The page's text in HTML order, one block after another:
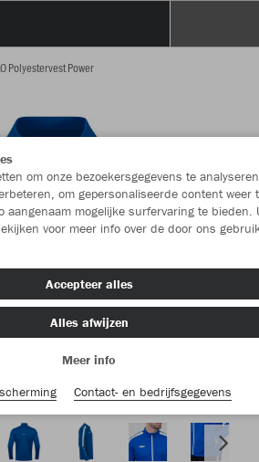
Polyestervest Power
om onze bezoekersgegevens te
om gepersonaliseerde content weer
aangenaam mogelijke surfervaring te bieden.
voor meer info over de door ons
Accepteer alles
Alles afwijzen
Meer info
Contact- en bedrijfsgegevens